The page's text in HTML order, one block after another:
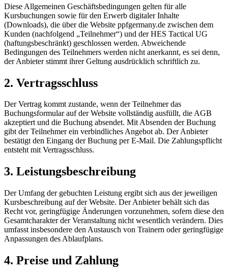
Diese Allgemeinen Geschäftsbedingungen gelten für alle
Kursbuchungen sowie für den Erwerb digitaler Inhalte
(Downloads), die über die Website ppfgermany.de zwischen dem
Kunden (nachfolgend „Teilnehmer“) und der HES Tactical UG
(haftungsbeschränkt) geschlossen werden. Abweichende
Bedingungen des Teilnehmers werden nicht anerkannt, es sei denn,
der Anbieter stimmt ihrer Geltung ausdrücklich schriftlich zu.
2. Vertragsschluss
Der Vertrag kommt zustande, wenn der Teilnehmer das
Buchungsformular auf der Website vollständig ausfüllt, die AGB
akzeptiert und die Buchung absendet. Mit Absenden der Buchung
gibt der Teilnehmer ein verbindliches Angebot ab. Der Anbieter
bestätigt den Eingang der Buchung per E-Mail. Die Zahlungspflicht
entsteht mit Vertragsschluss.
3. Leistungsbeschreibung
Der Umfang der gebuchten Leistung ergibt sich aus der jeweiligen
Kursbeschreibung auf der Website. Der Anbieter behält sich das
Recht vor, geringfügige Änderungen vorzunehmen, sofern diese den
Gesamtcharakter der Veranstaltung nicht wesentlich verändern. Dies
umfasst insbesondere den Austausch von Trainern oder geringfügige
Anpassungen des Ablaufplans.
4. Preise und Zahlung